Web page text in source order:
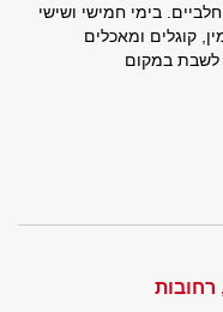
בימי חמישי ושישי
קוגלים ומאכלים
לשבת במקום